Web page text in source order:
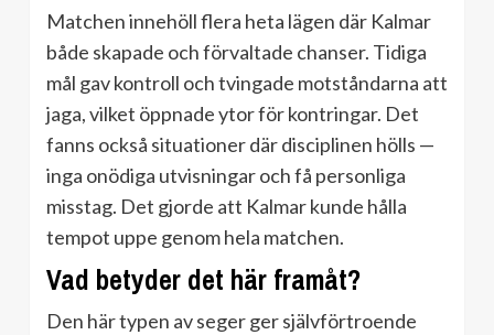
Matchen innehöll flera heta lägen där Kalmar
både skapade och förvaltade chanser. Tidiga
mål gav kontroll och tvingade motståndarna att
jaga, vilket öppnade ytor för kontringar. Det
fanns också situationer där disciplinen hölls —
inga onödiga utvisningar och få personliga
misstag. Det gjorde att Kalmar kunde hålla
tempot uppe genom hela matchen.
Vad betyder det här framåt?
Den här typen av seger ger självförtroende